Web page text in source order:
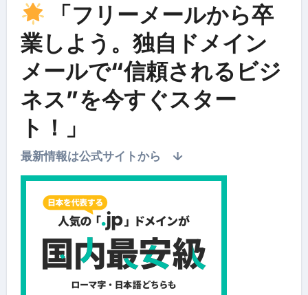
「フリーメールから卒
業しよう。独自ドメイン
メールで“信頼されるビジ
ネス”を今すぐスター
ト！」
最新情報は公式サイトから ↓